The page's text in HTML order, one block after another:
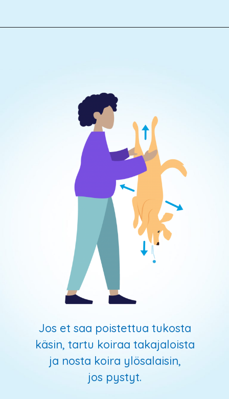
Jos et saa poistettua tukosta
käsin, tartu koiraa takajaloista
ja nosta koira ylösalaisin,
jos pystyt.